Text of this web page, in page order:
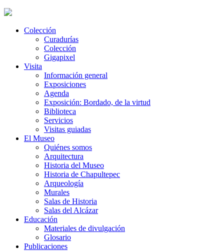
Colección
Curadurías
Colección
Gigapixel
Visita
Información general
Exposiciones
Agenda
Exposición: Bordado, de la virtud
Biblioteca
Servicios
Visitas guiadas
El Museo
Quiénes somos
Arquitectura
Historia del Museo
Historia de Chapultepec
Arqueología
Murales
Salas de Historia
Salas del Alcázar
Educación
Materiales de divulgación
Glosario
Publicaciones